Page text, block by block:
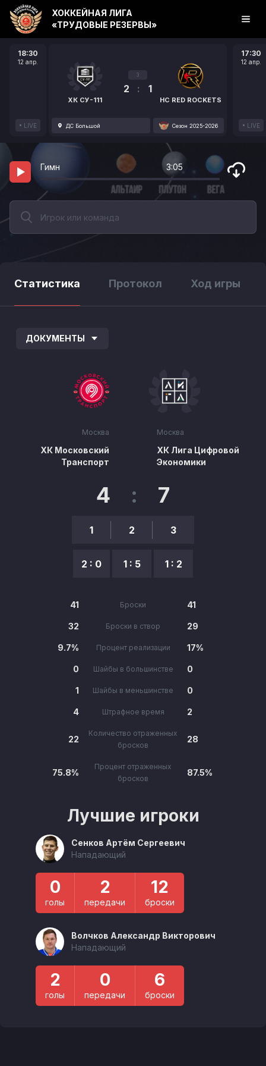
18:30
12 апр.
LIVE
ХК СУ-111
3
2 : 1
HC RED ROCKETS
ДС Большой Сезон 2025-2026
17:30
12 апр.
LIVE
ХОККЕЙНАЯ ЛИГА
«ТРУДОВЫЕ РЕЗЕРВЫ»
Гимн 3:05
Статистика Протокол Ход игры
ДОКУМЕНТЫ
Москва
ХК Московский
Транспорт
4 : 7
1
2 : 0
2
1 : 5
3
1 : 2
Москва
ХК Лига Цифровой
Экономики
41 Броски 41
32 Броски в створ 29
9.7% Процент реализации 17%
0 Шайбы в большинстве 0
1 Шайбы в меньшинстве 0
4 Штрафное время 2
22
Количество отраженных
бросков
28
75.8%
Процент отраженных
бросков
87.5%
Лучшие игроки
Сенков Артём Сергеевич
Нападающий
0
голы
2
передачи
12
броски
Волчков Александр Викторович
Нападающий
2
голы
0
передачи
6
броски